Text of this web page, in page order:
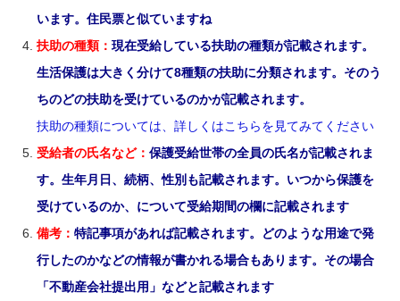
います。住民票と似ていますね
扶助の種類： 現在受給している扶助の種類が記載されます。
生活保護は大きく分けて8種類の扶助に分類されます。そのう
ちのどの扶助を受けているのかが記載されます。
扶助の種類については、詳しくはこちらを見てみてください
受給者の氏名など： 保護受給世帯の全員の氏名が記載されま
す。生年月日、続柄、性別も記載されます。いつから保護を
受けているのか、について受給期間の欄に記載されます
備考： 特記事項があれば記載されます。どのような用途で発
行したのかなどの情報が書かれる場合もあります。その場合
「不動産会社提出用」などと記載されます